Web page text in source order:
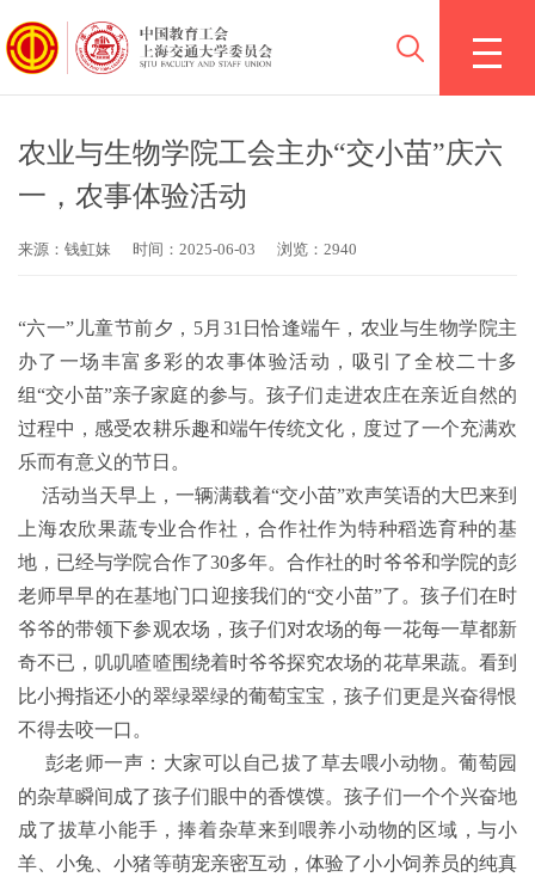
农业与生物学院工会主办“交小苗”庆六
一，农事体验活动
来源：钱虹妹 时间：2025-06-03 浏览：2940
“六一”儿童节前夕，5月31日恰逢端午，农业与生物学院主
办了一场丰富多彩的农事体验活动，吸引了全校二十多
组“交小苗”亲子家庭的参与。孩子们走进农庄在亲近自然的
过程中，感受农耕乐趣和端午传统文化，度过了一个充满欢
乐而有意义的节日。
活动当天早上，一辆满载着“交小苗”欢声笑语的大巴来到
上海农欣果蔬专业合作社，合作社作为特种稻选育种的基
地，已经与学院合作了30多年。合作社的时爷爷和学院的彭
老师早早的在基地门口迎接我们的“交小苗”了。孩子们在时
爷爷的带领下参观农场，孩子们对农场的每一花每一草都新
奇不已，叽叽喳喳围绕着时爷爷探究农场的花草果蔬。看到
比小拇指还小的翠绿翠绿的葡萄宝宝，孩子们更是兴奋得恨
不得去咬一口。
彭老师一声：大家可以自己拔了草去喂小动物。葡萄园
的杂草瞬间成了孩子们眼中的香馍馍。孩子们一个个兴奋地
成了拔草小能手，捧着杂草来到喂养小动物的区域，与小
羊、小兔、小猪等萌宠亲密互动，体验了小小饲养员的纯真